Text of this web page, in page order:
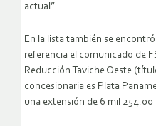
actual”.
En la lista también se
referencia el comunicado de
Reducción Taviche Oeste
concesionaria es Plata
una extensión de 6 mil 254.00